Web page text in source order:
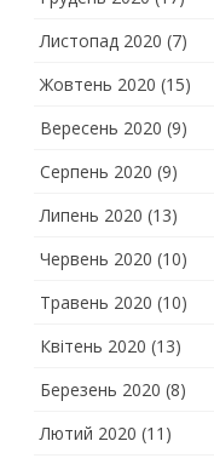
Листопад 2020 (7)
Жовтень 2020 (15)
Вересень 2020 (9)
Серпень 2020 (9)
Липень 2020 (13)
Червень 2020 (10)
Травень 2020 (10)
Квітень 2020 (13)
Березень 2020 (8)
Лютий 2020 (11)